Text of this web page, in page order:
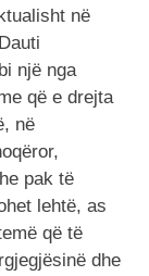
në
një nga
që e drejta
në
pak të
lehtë, as
që të
dhe